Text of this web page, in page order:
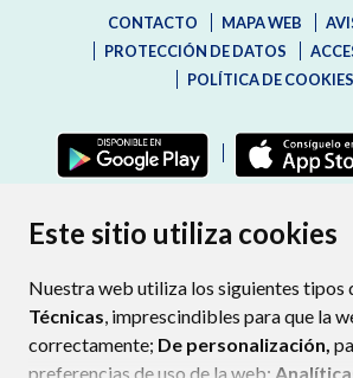
Este sitio utiliza cookies
Nuestra web utiliza los siguientes tipos
Técnicas, imprescindibles para que la
correctamente; De personalización,
preferencias de uso de la web;
CONTACTO MAPA WEB
PROTECCIÓN DE DATOS
POLÍTICA DE COOKIES